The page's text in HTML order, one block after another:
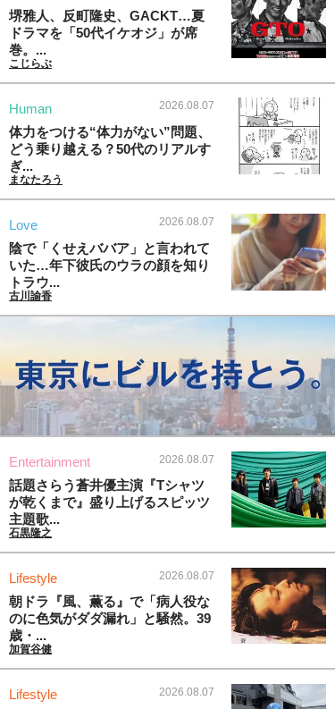
堺雅人、反町隆史、GACKT…夏
ドラマを「50代イケオジ」が席
巻。...
こじらぶ
Human 2026.08.07
体力をつける“体力がない”問題、
どう乗り越える？50代のリアルす
ぎ...
まなたろう
Love 2026.08.07
陰で「くせえババア」と言われて
いた…年下彼氏のウラの顔を知り
トラウ...
古川諭香
Entertainment 2026.08.07
話題さらう蒼井優主演『Tシャツ
が乾くまで』盛り上げるスピッツ
主題歌...
石黒隆之
Lifestyle 2026.08.07
朝ドラ『風、薫る』で「病人役な
のに色気がダダ漏れ」と騒然。39
歳・...
加賀谷健
Lifestyle 2026.08.07